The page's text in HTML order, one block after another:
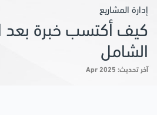
إدارة المشاريع
كيف أكتسب خبرة بعد
الشامل
آخر تحديث: Apr 2025